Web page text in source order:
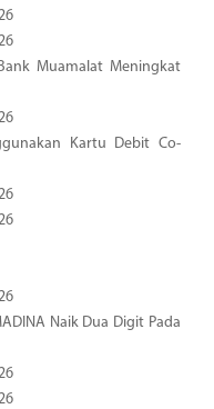
Muamalat Meningkat
Kartu Debit Co-
Naik Dua Digit Pada